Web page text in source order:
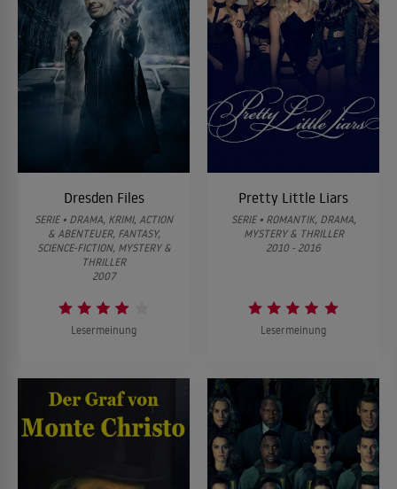
Dresden Files
SERIE • DRAMA, KRIMI, ACTION
& ABENTEUER, FANTASY,
SCIENCE-FICTION, MYSTERY &
THRILLER
2007
Lesermeinung
Pretty Little Liars
SERIE • ROMANTIK, DRAMA,
MYSTERY & THRILLER
2010 - 2016
Lesermeinung